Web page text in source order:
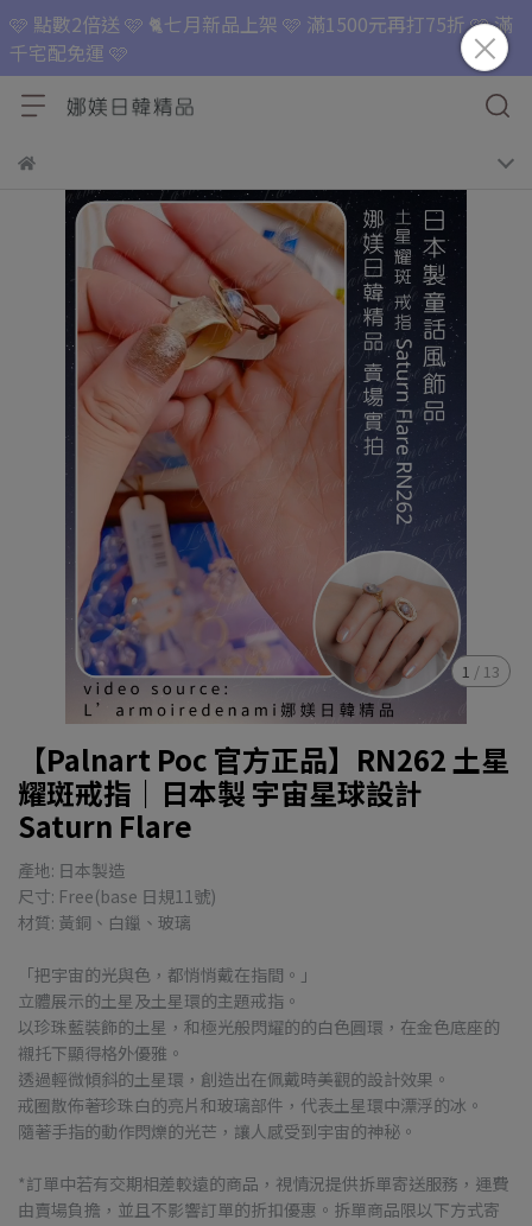
🩷 點數2倍送 🩷 🐈七月新品上架 🩷 滿1500元再打75折 🩷 滿
千宅配免運 🩷
1 / 13
【Palnart Poc 官方正品】RN262 土星
耀斑戒指｜日本製 宇宙星球設計
Saturn Flare
產地: 日本製造
尺寸: Free(base 日規11號)
材質: 黃銅、白鑞、玻璃
「把宇宙的光與色，都悄悄戴在指間。」
立體展示的土星及土星環的主題戒指。
以珍珠藍裝飾的土星，和極光般閃耀的的白色圓環，在金色底座的
襯托下顯得格外優雅。
透過輕微傾斜的土星環，創造出在佩戴時美觀的設計效果。
戒圈散佈著珍珠白的亮片和玻璃部件，代表土星環中漂浮的冰。
隨著手指的動作閃爍的光芒，讓人感受到宇宙的神秘。
*訂單中若有交期相差較遠的商品，視情況提供拆單寄送服務，運費
由賣場負擔，並且不影響訂單的折扣優惠。拆單商品限以下方式寄